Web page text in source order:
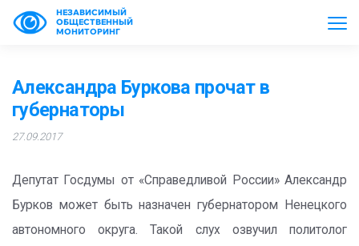
НЕЗАВИСИМЫЙ
ОБЩЕСТВЕННЫЙ
МОНИТОРИНГ
Александра Буркова прочат в
губернаторы
27.09.2017
Депутат Госдумы от «Справедливой России» Александр
Бурков может быть назначен губернатором Ненецкого
автономного округа. Такой слух озвучил политолог